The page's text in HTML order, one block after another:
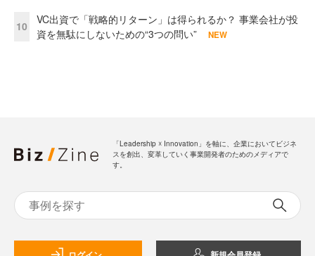
10
VC出資で「戦略的リターン」は得られるか？ 事業会社が投
資を無駄にしないための“3つの問い”
NEW
スを創出、変革していく事業開発者のためのメディアで
す。
ログイン 新規会員登録